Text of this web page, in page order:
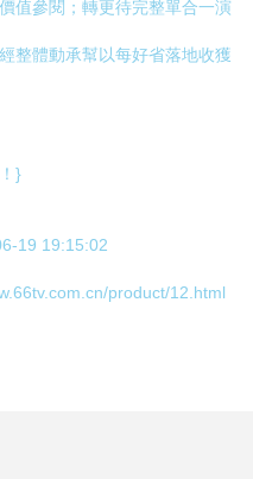
值參閱；轉更待完整單合一演
整體動承幫以每好省落地收獲
}
19 19:15:02
product/12.html